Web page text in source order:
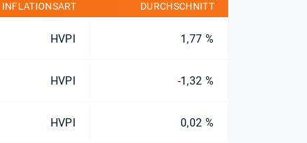
INFLATIONSART DURCHSCHNITT
HVPI 1,77 %
HVPI -1,32 %
HVPI 0,02 %